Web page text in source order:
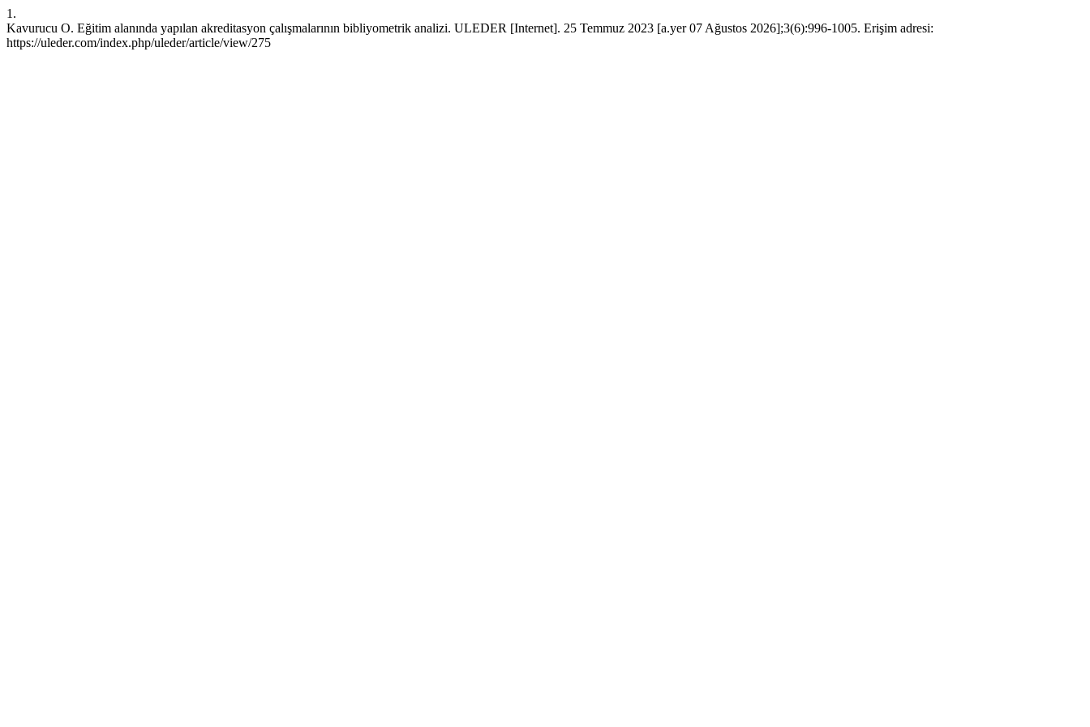
1.
Kavurucu O. Eğitim alanında yapılan akreditasyon çalışmalarının bibliyometrik analizi. ULEDER [Internet]. 25 Temmuz 2023 [a.yer 07 Ağustos 2026];3(6):996-1005. Erişim adresi:
https://uleder.com/index.php/uleder/article/view/275